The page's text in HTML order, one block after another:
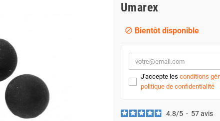
Umarex
block Bientôt disponible
J'accepte les conditions
politique de confidentialité
4.8/5 - 57avis